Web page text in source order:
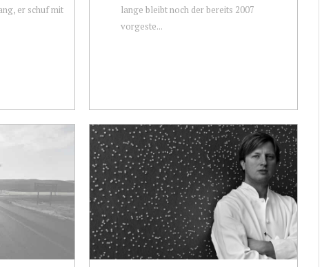
er schuf mit
lange bleibt noch der bereits 2007
vorgeste...